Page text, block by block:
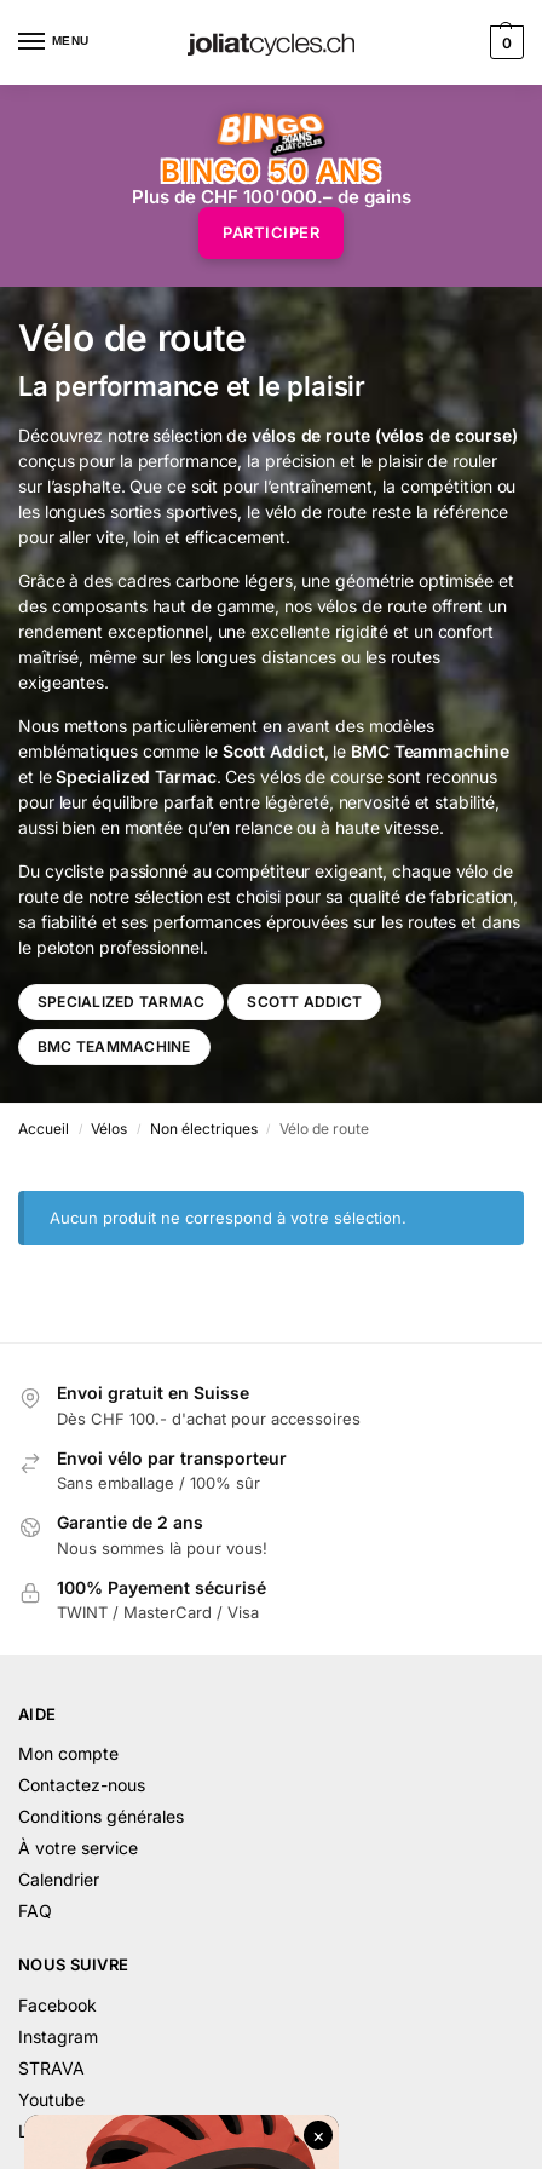
MENU 0
BINGO 50 ANS
Plus de CHF 100'000.– de gains
PARTICIPER
Vélo de route
La performance et le plaisir
Découvrez notre sélection devélos de route (vélos de course)
conçus pour la performance, la précision et le plaisir de rouler
sur l’asphalte. Que ce soit pour l’entraînement, la compétition ou
les longues sorties sportives, le vélo de route reste la référence
pour aller vite, loin et efficacement.
Grâce à des cadres carbone légers, une géométrie optimisée et
des composants haut de gamme, nos vélos de route offrent un
rendement exceptionnel, une excellente rigidité et un confort
maîtrisé, même sur les longues distances ou les routes
exigeantes.
Nous mettons particulièrement en avant des modèles
emblématiques comme le Scott Addict, le BMC Teammachine
et leSpecialized Tarmac. Ces vélos de course sont reconnus
pour leur équilibre parfait entre légèreté, nervosité et stabilité,
aussi bien en montée qu’en relance ou à haute vitesse.
Du cycliste passionné au compétiteur exigeant, chaque vélo de
route de notre sélection est choisi pour sa qualité de fabrication,
sa fiabilité et ses performances éprouvées sur les routes et dans
le peloton professionnel.
SPECIALIZED TARMAC SCOTT ADDICT
BMC TEAMMACHINE
Accueil / Vélos / Non électriques / Vélo de route
Aucun produit ne correspond à votre sélection.
Envoi gratuit en Suisse
Dès CHF 100.- d'achat pour accessoires
Envoi vélo par transporteur
Sans emballage / 100% sûr
Garantie de 2 ans
Nous sommes là pour vous!
100% Payement sécurisé
TWINT / MasterCard / Visa
AIDE
Mon compte
Contactez-nous
Conditions générales
À votre service
Calendrier
FAQ
NOUS SUIVRE
Facebook
Instagram
STRAVA
Youtube
Linkedin